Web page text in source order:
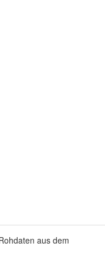
aus dem